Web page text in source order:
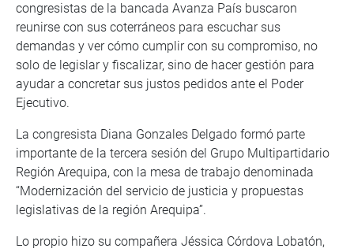
congresistas de la bancada Avanza País buscaron
reunirse con sus coterráneos para escuchar sus
demandas y ver cómo cumplir con su compromiso, no
solo de legislar y fiscalizar, sino de hacer gestión para
ayudar a concretar sus justos pedidos ante el Poder
Ejecutivo.
La congresista Diana Gonzales Delgado formó parte
importante de la tercera sesión del Grupo Multipartidario
Región Arequipa, con la mesa de trabajo denominada
“Modernización del servicio de justicia y propuestas
legislativas de la región Arequipa”.
Lo propio hizo su compañera Jéssica Córdova Lobatón,